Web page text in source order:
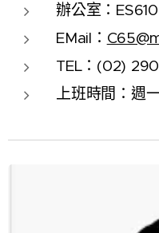
辦公室：
EMail：
TEL：(02)
上班時間：週